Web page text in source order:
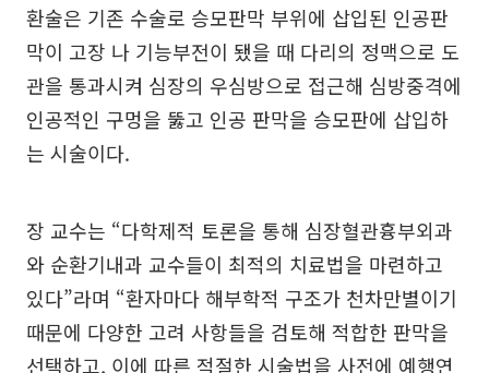
환술은 기존 수술로 승모판막 부위에 삽입된 인공판
막이 고장 나 기능부전이 됐을 때 다리의 정맥으로 도
관을 통과시켜 심장의 우심방으로 접근해 심방중격에
인공적인 구멍을 뚫고 인공 판막을 승모판에 삽입하
는 시술이다.
장 교수는 “다학제적 토론을 통해 심장혈관흉부외과
와 순환기내과 교수들이 최적의 치료법을 마련하고
있다”라며 “환자마다 해부학적 구조가 천차만별이기
때문에 다양한 고려 사항들을 검토해 적합한 판막을
선택하고, 이에 따른 적절한 시술법을 사전에 예행연